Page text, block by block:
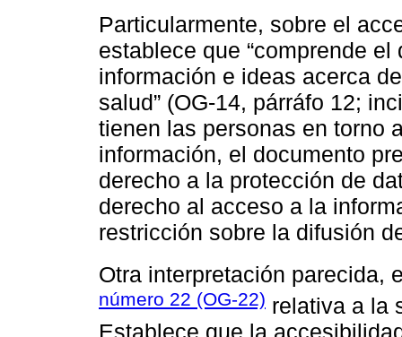
Particularmente, sobre el
establece que “comprende
información e ideas acerca
salud” (OG-14, párráfo 12;
tienen las personas en torno
información, el documento
derecho a la protección de
derecho al acceso a la
restricción sobre la difusión
Otra interpretación parecida,
número 22 (OG-22) relativa a la
Establece que la